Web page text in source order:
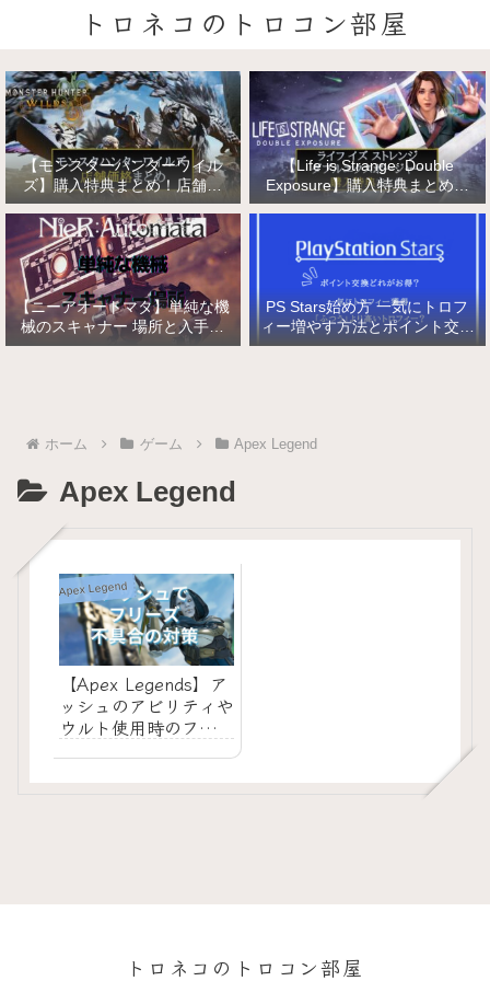
トロネコのトロコン部屋
【モンスターハンターワイル
ズ】購入特典まとめ！店舗特
典・店舗価格比較！
【Life is Strange: Double
Exposure】購入特典まとめ！
店舗特典・店舗価格比較！ライ
スポージャー
【ニーアオートマタ】単純な機
械のスキャナー 場所と入手方
法/複雑な機械と精巧な機械の
PS Stars始め方 一気にトロフ
ィー増やす方法とポイント交換
【PlayStation Stars】
ホーム ゲーム Apex Legend
Apex Legend
Apex Legend
【Apex Legends】ア
ッシュのアビリティや
ウルト使用時のフリー
トロネコのトロコン部屋